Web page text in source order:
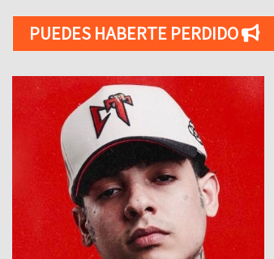
PUEDES HABERTE PERDIDO